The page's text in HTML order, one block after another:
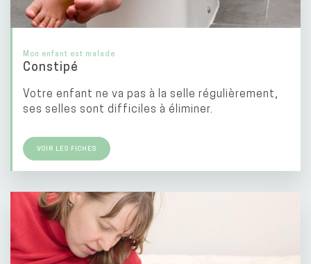
Mon enfant est malade
Constipé
Votre enfant ne va pas à la selle régulièrement,
ses selles sont difficiles à éliminer.
VOIR LES FICHES